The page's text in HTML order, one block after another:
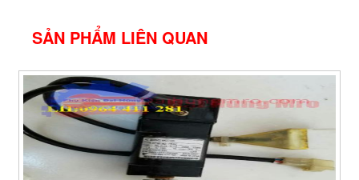
SẢN PHẨM LIÊN QUAN